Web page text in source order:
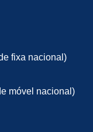
fixa nacional)
móvel nacional)